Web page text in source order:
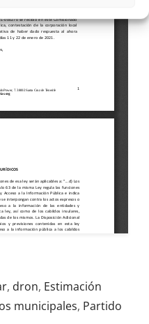
, dron, Estimación
municipales, Partido